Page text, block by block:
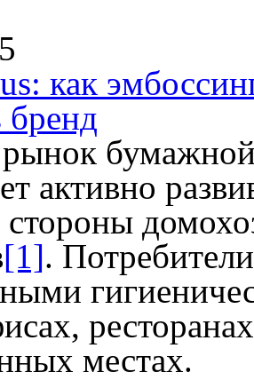
как
бумажной
активно
стороны
[1].
местах.